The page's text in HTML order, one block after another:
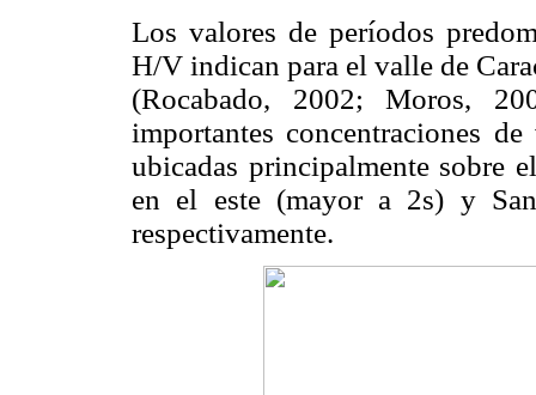
Los valores de períodos
H/V indican para el valle de
(Rocabado, 2002; Moros,
importantes concentraciones
ubicadas principalmente sobre
en el este (mayor a 2s) y
respectivamente.